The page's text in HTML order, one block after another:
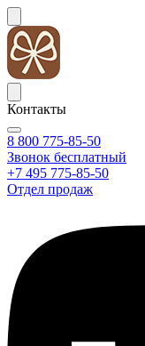
Контакты
8 800 775-85-50
Звонок бесплатный
+7 495 775-85-50
Отдел продаж